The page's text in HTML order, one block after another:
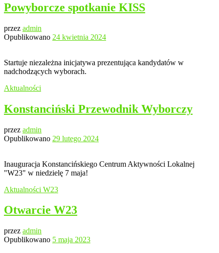
Powyborcze spotkanie KISS
przez admin
Opublikowano 24 kwietnia 2024
Startuje niezależna inicjatywa prezentująca kandydatów w
nadchodzących wyborach.
Aktualności
Konstanciński Przewodnik Wyborczy
przez admin
Opublikowano 29 lutego 2024
Inauguracja Konstancińskiego Centrum Aktywności Lokalnej
"W23" w niedzielę 7 maja!
Aktualności W23
Otwarcie W23
przez admin
Opublikowano 5 maja 2023